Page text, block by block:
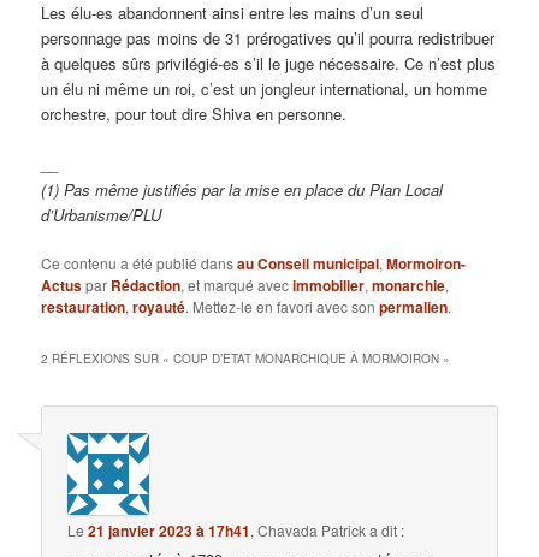
Les élu-es abandonnent ainsi entre les mains d’un seul
personnage pas moins de 31 prérogatives qu’il pourra redistribuer
à quelques sûrs privilégié-es s’il le juge nécessaire. Ce n’est plus
un élu ni même un roi, c’est un jongleur international, un homme
orchestre, pour tout dire Shiva en personne.
(1) Pas même justifiés par la mise en place du Plan Local
d’Urbanisme/PLU
Ce contenu a été publié dansau Conseil municipal,Mormoiron-
Actuspar Rédaction, et marqué avecimmobilier,monarchie,
restauration,royauté. Mettez-le en favori avec sonpermalien.
2 RÉFLEXIONS SUR «COUP D’ETAT MONARCHIQUE À MORMOIRON »
Le21 janvier 2023 à 17h41,Chavada Patricka dit :